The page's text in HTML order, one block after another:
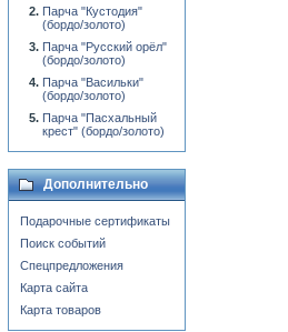
Парча "Кустодия"
(бордо/золото)
Парча "Русский орёл"
(бордо/золото)
Парча "Васильки"
(бордо/золото)
Парча "Пасхальный
крест" (бордо/золото)
Дополнительно
Подарочные сертификаты
Поиск событий
Спецпредложения
Карта сайта
Карта товаров